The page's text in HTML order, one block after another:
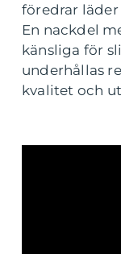
föredrar
En nackdel
känsliga för
underhållas
kvalitet och